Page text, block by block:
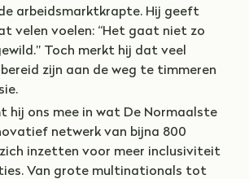
arbeidsmarktkrapte. Hij geeft
velen voelen: “Het gaat niet zo
Toch merkt hij dat veel
zijn aan de weg te timmeren
hij ons mee in wat De Normaalste
netwerk van bijna 800
inzetten voor meer inclusiviteit
Van grote multinationals tot